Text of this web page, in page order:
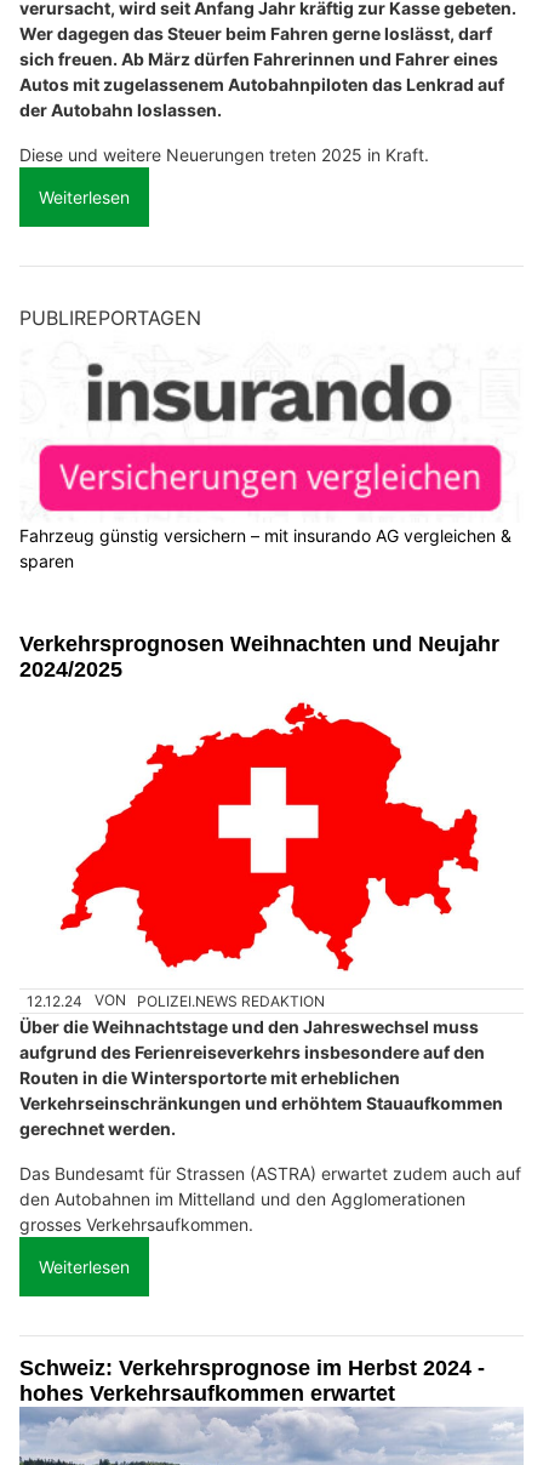
verursacht, wird seit Anfang Jahr kräftig zur Kasse gebeten.
Wer dagegen das Steuer beim Fahren gerne loslässt, darf
sich freuen. Ab März dürfen Fahrerinnen und Fahrer eines
Autos mit zugelassenem Autobahnpiloten das Lenkrad auf
der Autobahn loslassen.
Diese und weitere Neuerungen treten 2025 in Kraft.
Weiterlesen
PUBLIREPORTAGEN
Fahrzeug günstig versichern – mit insurando AG vergleichen &
sparen
Verkehrsprognosen Weihnachten und Neujahr
2024/2025
12.12.24 VON POLIZEI.NEWS REDAKTION
Über die Weihnachtstage und den Jahreswechsel muss
aufgrund des Ferienreiseverkehrs insbesondere auf den
Routen in die Wintersportorte mit erheblichen
Verkehrseinschränkungen und erhöhtem Stauaufkommen
gerechnet werden.
Das Bundesamt für Strassen (ASTRA) erwartet zudem auch auf
den Autobahnen im Mittelland und den Agglomerationen
grosses Verkehrsaufkommen.
Weiterlesen
Schweiz: Verkehrsprognose im Herbst 2024 -
hohes Verkehrsaufkommen erwartet